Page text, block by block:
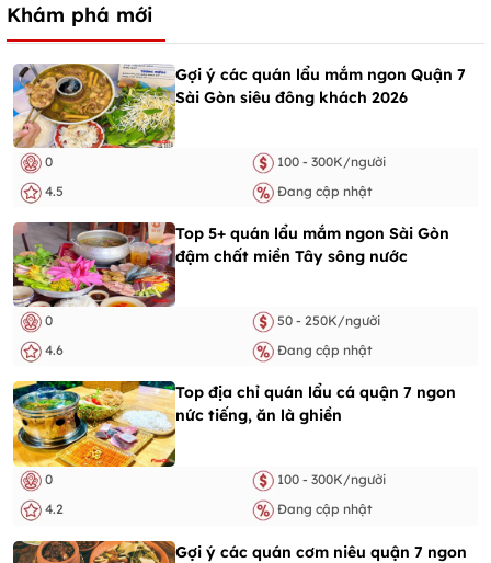
Khám phá mới
Gợi ý các quán lẩu mắm ngon Quận 7
Sài Gòn siêu đông khách 2026
0
100 - 300K/người
4.5
Đang cập nhật
Top 5+ quán lẩu mắm ngon Sài Gòn
đậm chất miền Tây sông nước
0
50 - 250K/người
4.6
Đang cập nhật
Top địa chỉ quán lẩu cá quận 7 ngon
nức tiếng, ăn là ghiền
0
100 - 300K/người
4.2
Đang cập nhật
Gợi ý các quán cơm niêu quận 7 ngon